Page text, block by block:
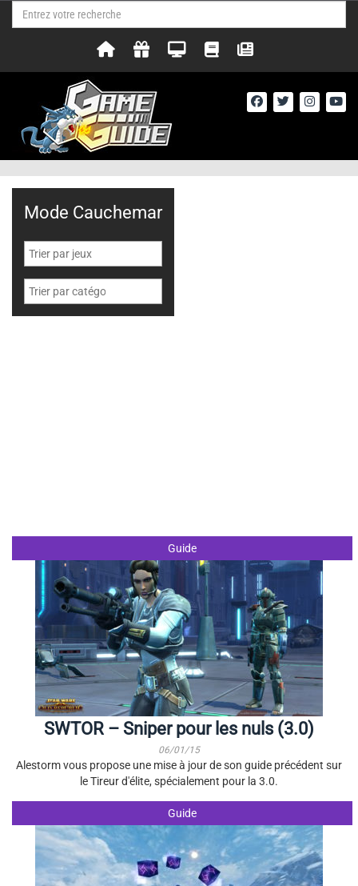
Guide
SWTOR – Sniper pour les nuls (3.0)
06/01/15
Alestorm vous propose une mise à jour de son guide précédent sur
le Tireur d'élite, spécialement pour la 3.0.
Guide
Mode Cauchemar